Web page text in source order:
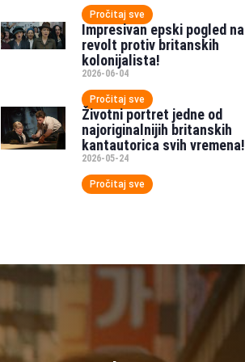
Pročitaj sve
Impresivan epski pogled na
revolt protiv britanskih
kolonijalista!
2026-06-04
Pročitaj sve
Životni portret jedne od
najoriginalnijih britanskih
kantautorica svih vremena!
2026-05-24
Pročitaj sve